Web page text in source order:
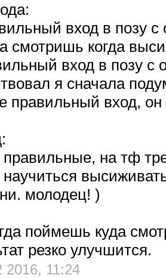
вход в позу
смотришь когда
вход в позу с
я сначала
правильный вход,
на тф
молодец! )
поймешь куда
резко улучшится.
2016, 11:24